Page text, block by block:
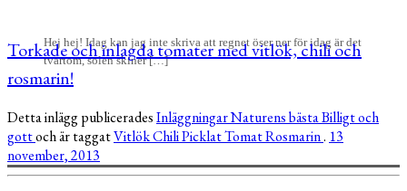
Hej hej! Idag kan jag inte skriva att regnet öser ner för idag är det
tvärtom, solen skiner […]
Torkade och inlagda tomater med vitlök, chili och
rosmarin!
Detta inlägg publiceradesInläggningarNaturens bästaBilligt och
gottoch är taggatVitlökChiliPicklatTomatRosmarin. 13
november, 2013